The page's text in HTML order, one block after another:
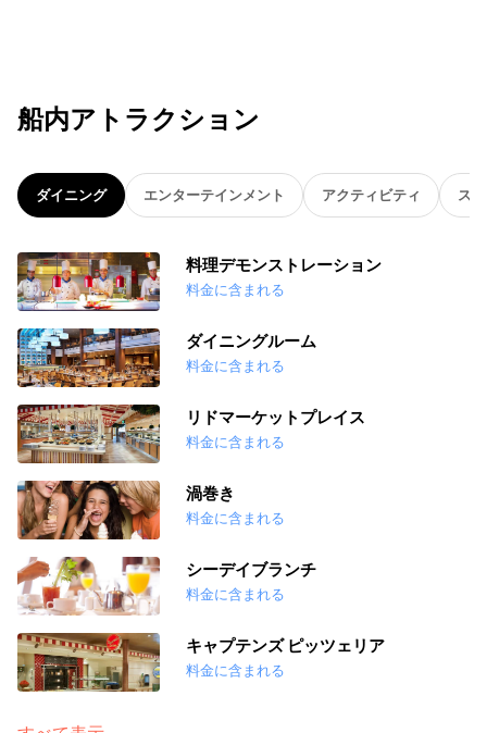
船内アトラクション
ダイニング エンターテインメント アクティビティ ス
料理デモンストレーション
料金に含まれる
ダイニングルーム
料金に含まれる
リドマーケットプレイス
料金に含まれる
渦巻き
料金に含まれる
シーデイブランチ
料金に含まれる
キャプテンズ ピッツェリア
料金に含まれる